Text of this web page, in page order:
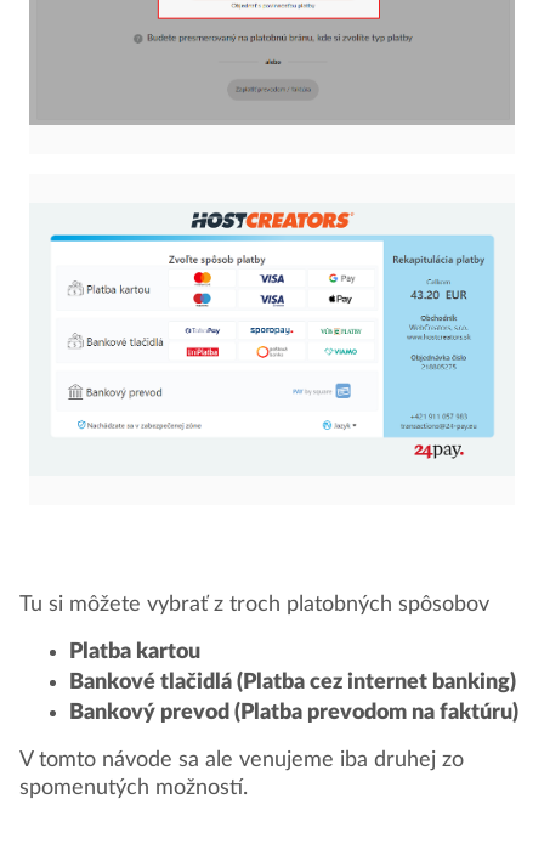
Tu si môžete vybrať z troch platobných spôsobov
Platba kartou
Bankové tlačidlá (Platba cez internet banking)
Bankový prevod (Platba prevodom na faktúru)
V tomto návode sa ale venujeme iba druhej zo
spomenutých možností.